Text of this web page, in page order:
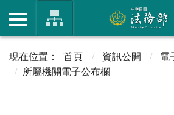
首頁 資訊公開
電
所屬機關電子公布欄